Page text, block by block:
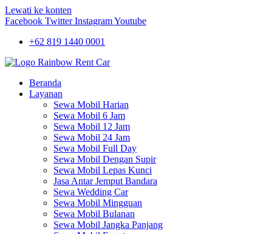
Lewati ke konten
Facebook Twitter InstagramYoutube
+62 819 1440 0001
Beranda
Layanan
Sewa Mobil Harian
Sewa Mobil 6 Jam
Sewa Mobil 12 Jam
Sewa Mobil 24 Jam
Sewa Mobil Full Day
Sewa Mobil Dengan Supir
Sewa Mobil Lepas Kunci
Jasa Antar Jemput Bandara
Sewa Wedding Car
Sewa Mobil Mingguan
Sewa Mobil Bulanan
Sewa Mobil Jangka Panjang